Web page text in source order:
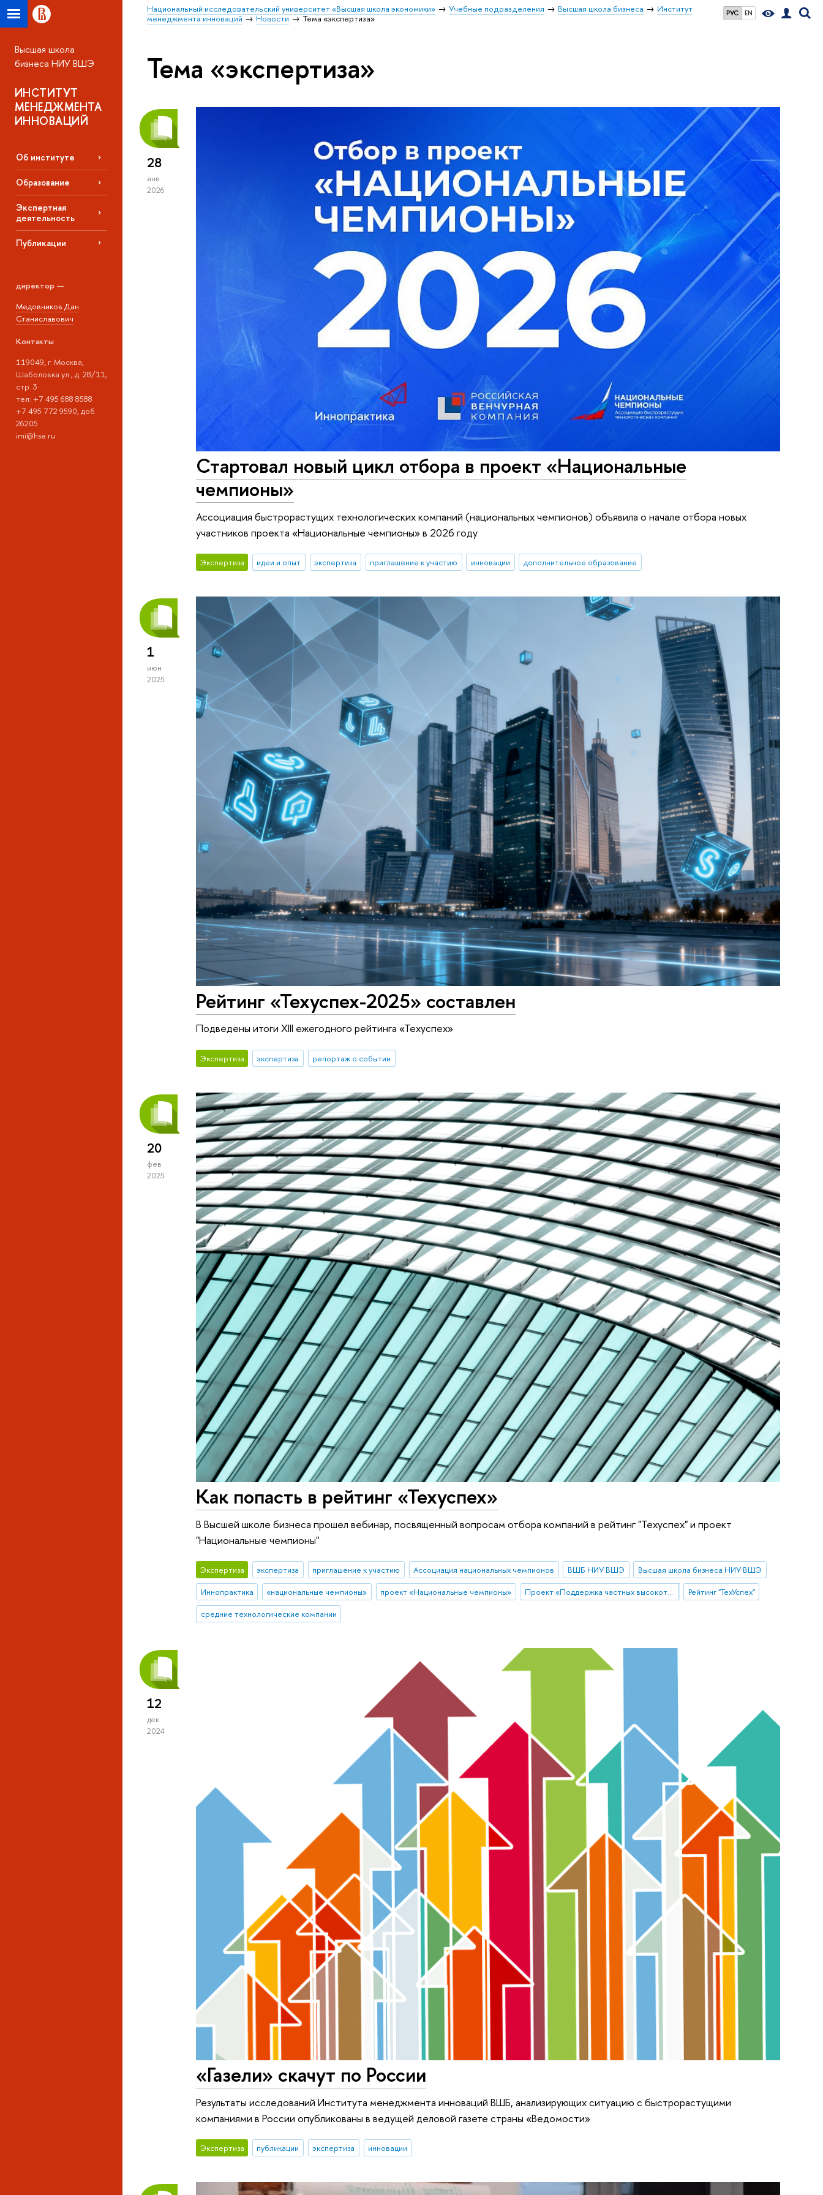
РУС EN
Национальный исследовательский университет «Высшая школа экономики» Учебные подразделения Высшая школа бизнеса
Институт
менеджмента инноваций
Новости Тема «экспертиза»
Высшая школа
бизнеса НИУ ВШЭ
ИНСТИТУТ
МЕНЕДЖМЕНТА
ИННОВАЦИЙ
Об институте
Образование
Экспертная
деятельность
Публикации
директор —
Медовников Дан
Станиславович
Контакты
119049, г. Москва,
Шаболовка ул., д. 28/11,
стр. 3
тел: +7 495 688 8588
+7 495 772 9590, доб.
26205
imi@hse.ru
Тема «экспертиза»
28
янв
2026
Стартовал новый цикл отбора в проект «Национальные
чемпионы»
Ассоциация быстрорастущих технологических компаний (национальных чемпионов) объявила о начале отбора новых
участников проекта «Национальные чемпионы» в 2026 году
Экспертиза идеи и опыт экспертиза приглашение к участию инновации дополнительное образование
1
июн
2025
Рейтинг «Техуспех-2025» составлен
Подведены итоги XIII ежегодного рейтинга «Техуспех»
Экспертиза экспертиза репортаж о событии
20
фев
2025
Как попасть в рейтинг «Техуспех»
В Высшей школе бизнеса прошел вебинар, посвященный вопросам отбора компаний в рейтинг "Техуспех" и проект
"Национальные чемпионы"
Экспертиза экспертиза приглашение к участию Ассоциация национальных чемпионов ВШБ НИУ ВШЭ
Высшая школа бизнеса НИУ ВШЭ
Иннопрактика
«национальные чемпионы» проект «Национальные чемпионы» Проект «Поддержка частных высокотехнологических компаний-лидеров»
Рейтинг "ТехУспех"
средние технологические компании
12
дек
2024
«Газели» скачут по России
Результаты исследований Института менеджмента инноваций ВШБ, анализирующих ситуацию с быстрорастущими
компаниями в России опубликованы в ведущей деловой газете страны «Ведомости»
Экспертиза публикации экспертиза инновации